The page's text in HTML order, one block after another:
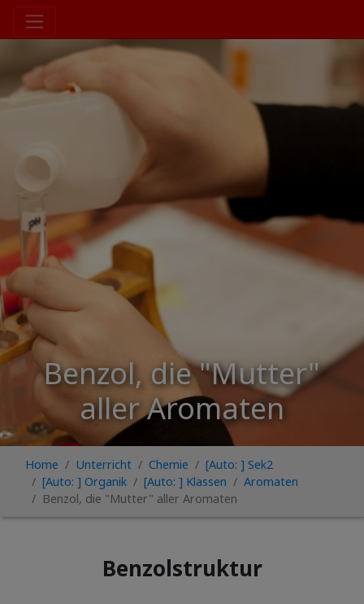
Benzol, die "Mutter"
aller Aromaten
Home Unterricht Chemie
[Auto: ] Sek2
[Auto: ] Organik
[Auto: ] Klassen
Aromaten
Benzol, die "Mutter" aller Aromaten
Benzolstruktur